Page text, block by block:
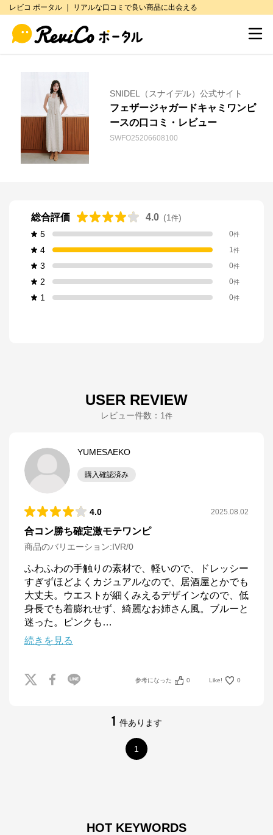
レビコ ポータル ｜ リアルな口コミで良い商品に出会える
SNIDEL（スナイデル）公式サイト
フェザージャガードキャミワンピ
ースの口コミ・レビュー
SWFO25206608100
総合評価 4.0 (1 件)
5
0件
4 1件
3 0件
2 0件
1 0件
USER REVIEW
レビュー件数： 1 件
YUMESAEKO
購入確認済み
4.0 2025.08.02
合コン勝ち確定激モテワンピ
商品のバリエーション:IVR/0
ふわふわの手触りの素材で、軽いので、ドレッシー
すぎずほどよくカジュアルなので、居酒屋とかでも
大丈夫。ウエストが細くみえるデザインなので、低
身長でも着膨れせず、綺麗なお姉さん風。ブルーと
迷った。ピンクも …
続きを見る
参考になった 0 Like! 0
1 件あります
1
HOT KEYWORDS